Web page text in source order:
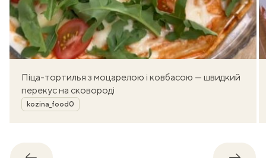
Піца-тортилья з моцарелою і ковбасою — швидкий
перекус на сковороді
Автор
kozina_food0